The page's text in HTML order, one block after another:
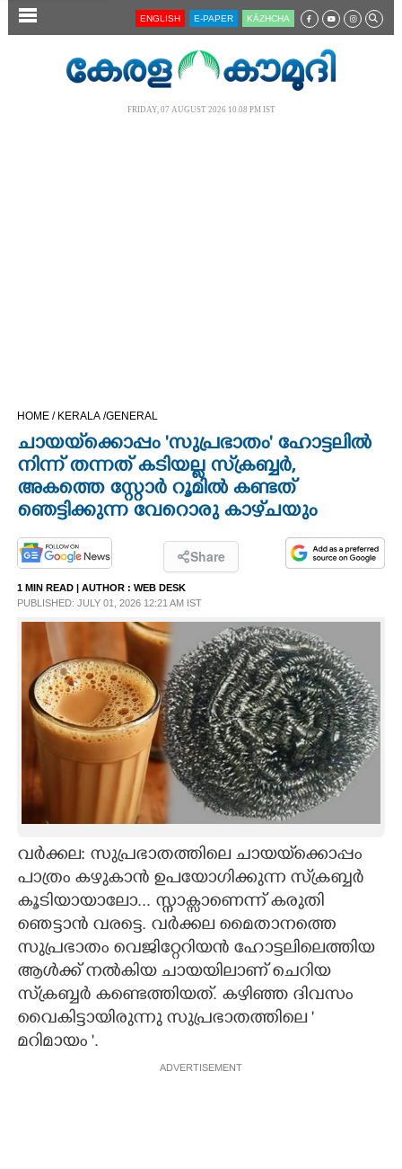
SECTIONS
CINEMA
OPINION
PHOTOS
SPIRITUAL
INFO+
ART
LITERATURE
CONTACT US
ENGLISH E-PAPER KĀZHCHA
FRIDAY, 07 AUGUST 2026 10.08 PM IST
HOME / KERALA /GENERAL
ചായയ്‌ക്കൊപ്പം 'സുപ്രഭാതം' ഹോട്ടലിൽ
നിന്ന് തന്നത് കടിയല്ല സ്‌ക്രബ്ബർ,
അകത്തെ സ്റ്റോർ റൂമിൽ കണ്ടത്
ഞെട്ടിക്കുന്ന വേറൊരു കാഴ്‌ചയും
Share
1 MIN READ | AUTHOR : WEB DESK
PUBLISHED: JULY 01, 2026 12:21 AM IST
വർക്കല: സുപ്രഭാതത്തിലെ ചായയ്‌ക്കൊപ്പം
പാത്രം കഴുകാൻ ഉപയോഗിക്കുന്ന സ്‌ക്രബ്ബർ
കൂടിയായാലോ... സ്നാക്സാണെന്ന് കരുതി
ഞെട്ടാൻ വരട്ടെ. വർക്കല മൈതാനത്തെ
സുപ്രഭാതം വെജിറ്റേറിയൻ ഹോട്ടലിലെത്തിയ
ആൾക്ക് നൽകിയ ചായയിലാണ് ചെറിയ
സ്‌ക്രബ്ബർ കണ്ടെത്തിയത്. കഴിഞ്ഞ ദിവസം
വൈകിട്ടായിരുന്നു സുപ്രഭാതത്തിലെ '
മറിമായം '.
ADVERTISEMENT